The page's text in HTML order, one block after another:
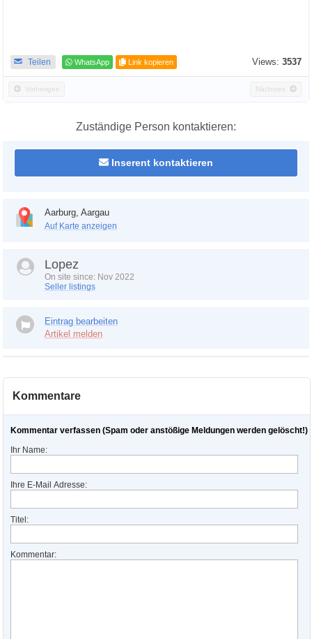
Teilen WhatsApp Link kopieren Views: 3537
Vorheriges Nächstes
Zuständige Person kontaktieren:
Inserent kontaktieren
Aarburg, Aargau
Auf Karte anzeigen
Lopez
On site since: Nov 2022
Seller listings
Eintrag bearbeiten
Artikel melden
Kommentare
Kommentar verfassen (Spam oder anstößige Meldungen werden gelöscht!)
Ihr Name:
Ihre E-Mail Adresse:
Titel:
Kommentar: